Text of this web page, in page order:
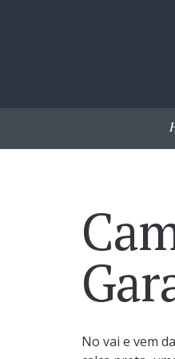
No vai e vem